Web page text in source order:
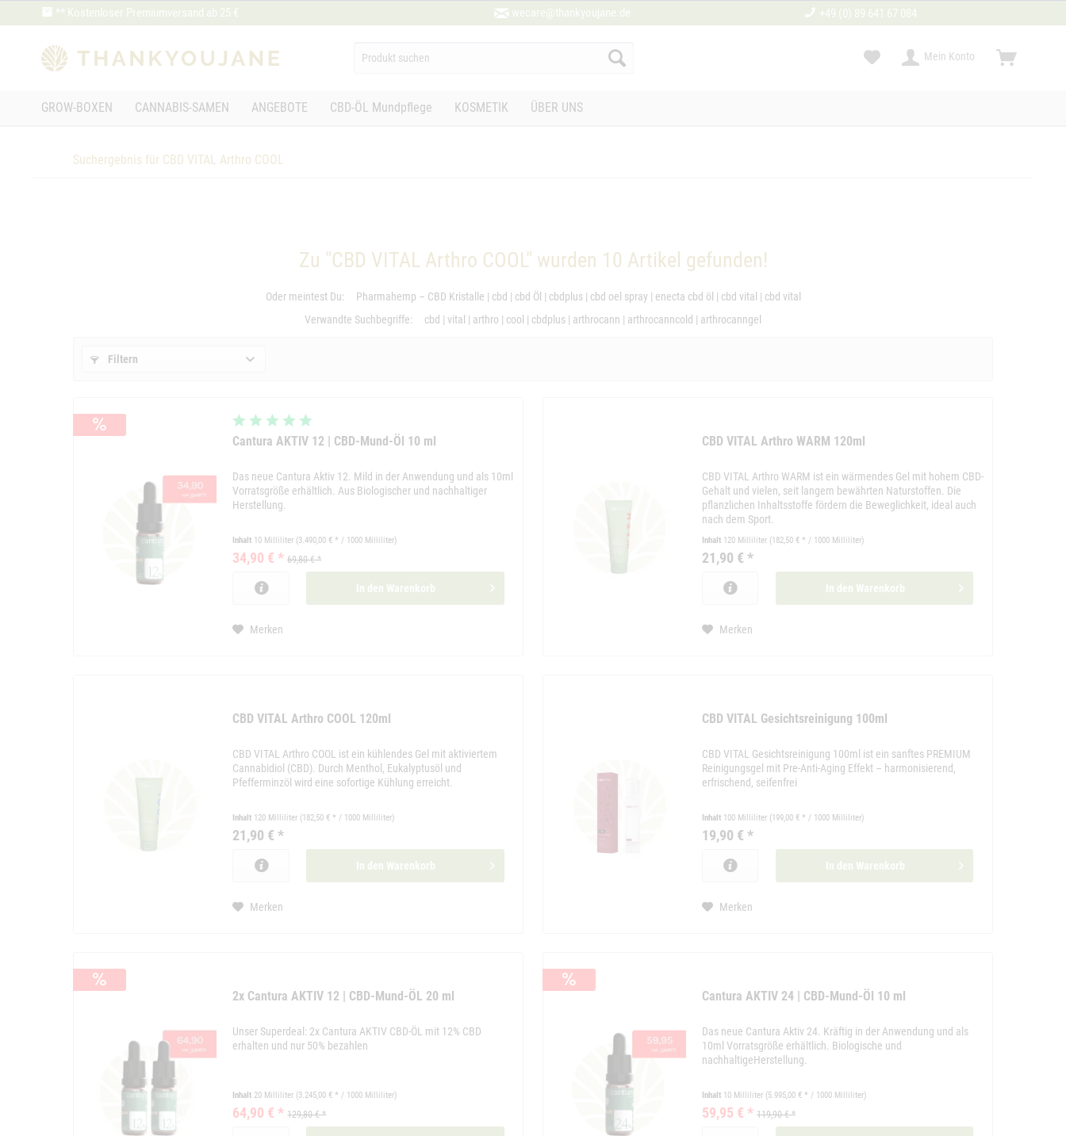
** Kostenloser Premiumversand ab 25 € wecare@thankyoujane.de +49 (0) 89 641 67 084
Mein Konto
GROW-BOXEN CANNABIS-SAMEN ANGEBOTE CBD-ÖL Mundpflege KOSMETIK ÜBER UNS
Suchergebnis für CBD VITAL Arthro COOL
Zu "CBD VITAL Arthro COOL" wurden 10 Artikel gefunden!
Oder meintest Du: Pharmahemp – CBD Kristalle | cbd | cbd Öl | cbdplus| cbd oel spray | enecta cbd öl | cbd vital | cbd vital
Verwandte Suchbegriffe:
cbd | vital | arthro | cool | cbdplus | arthrocann | arthrocanncold | arthrocanngel
Filtern
Cantura AKTIV 12 | CBD-Mund-Öl 10 ml
Das neue Cantura Aktiv 12. Mild in der Anwendung und als 10ml
Vorratsgröße erhältlich. Aus Biologischer und nachhaltiger
Herstellung.
Inhalt 10 Milliliter (3.490,00 € * / 1000 Milliliter)
34,90 € * 69,80 € *
In den Warenkorb
Merken
CBD VITAL Arthro WARM 120ml
CBD VITAL Arthro WARM ist ein wärmendes Gel mit hohem CBD-
Gehalt und vielen, seit langem bewährten Naturstoffen. Die
pflanzlichen Inhaltsstoffe fördern die Beweglichkeit, ideal auch
nach dem Sport.
Inhalt 120 Milliliter (182,50 € * / 1000 Milliliter)
21,90 € *
In den Warenkorb
Merken
CBD VITAL Arthro COOL 120ml
CBD VITAL Arthro COOL ist ein kühlendes Gel mit aktiviertem
Cannabidiol (CBD). Durch Menthol, Eukalyptusöl und
Pfefferminzöl wird eine sofortige Kühlung erreicht.
Inhalt 120 Milliliter (182,50 € * / 1000 Milliliter)
21,90 € *
In den Warenkorb
Merken
CBD VITAL Gesichtsreinigung 100ml
CBD VITAL Gesichtsreinigung 100ml ist ein sanftes PREMIUM
Reinigungsgel mit Pre-Anti-Aging Effekt – harmonisierend,
erfrischend, seifenfrei
Inhalt 100 Milliliter (199,00 € * / 1000 Milliliter)
19,90 € *
In den Warenkorb
Merken
2x Cantura AKTIV 12 | CBD-Mund-ÖL 20 ml
Unser Superdeal: 2x Cantura AKTIV CBD-ÖL mit 12% CBD
erhalten und nur 50% bezahlen
Inhalt 20 Milliliter (3.245,00 € * / 1000 Milliliter)
64,90 € * 129,80 € *
Cantura AKTIV 24 | CBD-Mund-Öl 10 ml
Das neue Cantura Aktiv 24. Kräftig in der Anwendung und als
10ml Vorratsgröße erhältlich. Biologische und
nachhaltigeHerstellung.
Inhalt 10 Milliliter (5.995,00 € * / 1000 Milliliter)
59,95 € * 119,90 € *